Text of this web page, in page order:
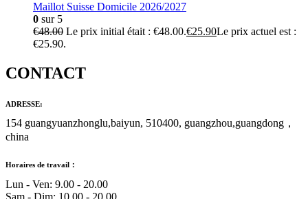
Maillot Suisse Domicile 2026/2027
0 sur 5
€48.00 Le prix initial était : €48.00.€25.90Le prix actuel est :
€25.90.
CONTACT
ADRESSE:
154 guangyuanzhonglu,baiyun, 510400, guangzhou,guangdong，
china
Horaires de travail：
Lun - Ven: 9.00 - 20.00
Sam - Dim: 10.00 - 20.00